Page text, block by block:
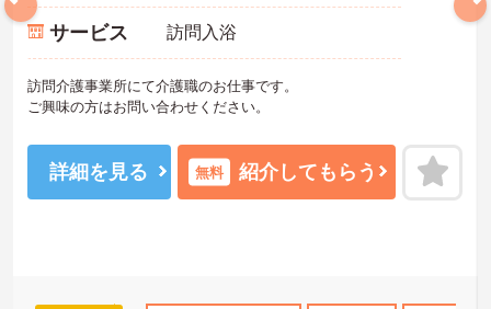
サービス 訪問入浴
訪問介護事業所にて介護職のお仕事です。
ご興味の方はお問い合わせください。
詳細を見る 無料 紹介してもらう